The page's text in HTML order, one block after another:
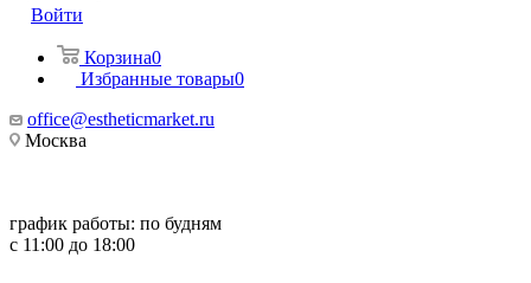
Войти
Корзина0
Избранные товары0
office@estheticmarket.ru
Москва
график работы: по будням
с 11:00 до 18:00